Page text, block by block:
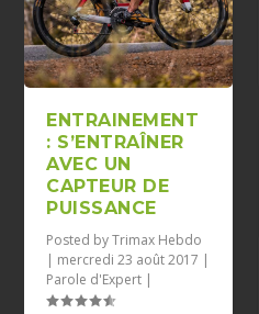
ENTRAINEMENT
: S’ENTRAÎNER
AVEC UN
CAPTEUR DE
PUISSANCE
Posted byTrimax Hebdo
| mercredi 23 août 2017 |
Parole d'Expert |